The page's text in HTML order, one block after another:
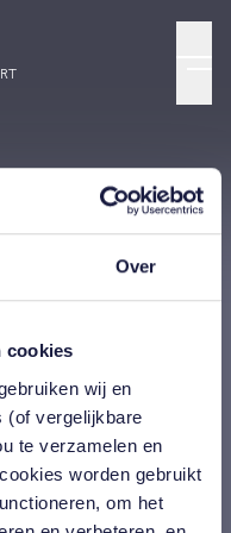
Over
cookies
wij en
(of vergelijkbare
te verzamelen en
worden gebruikt
om het
een voorstel mee te
van een makelaar
een een
heeft